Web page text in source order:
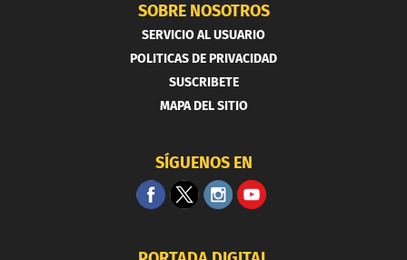
SOBRE NOSOTROS
SERVICIO AL USUARIO
POLITICAS DE PRIVACIDAD
SUSCRIBETE
MAPA DEL SITIO
SÍGUENOS EN